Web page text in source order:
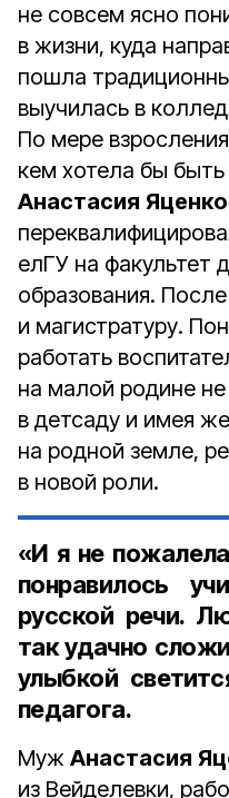
не совсем ясно
в жизни, куда
пошла
выучилась в
По мере
кем хотела бы
Анастасия Яценко
елГУ на факультет
образования.
и магистратуру.
работать
на малой родине не
в детсаду и имея
на родной земле,
в новой роли.
«И я не
понравилось
русской речи.
так удачно
улыбкой
педагога.
Муж Анастасия
из Вейделевки,